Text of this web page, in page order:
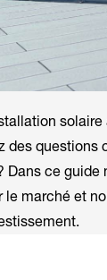
des
Dans ce guide
marché et